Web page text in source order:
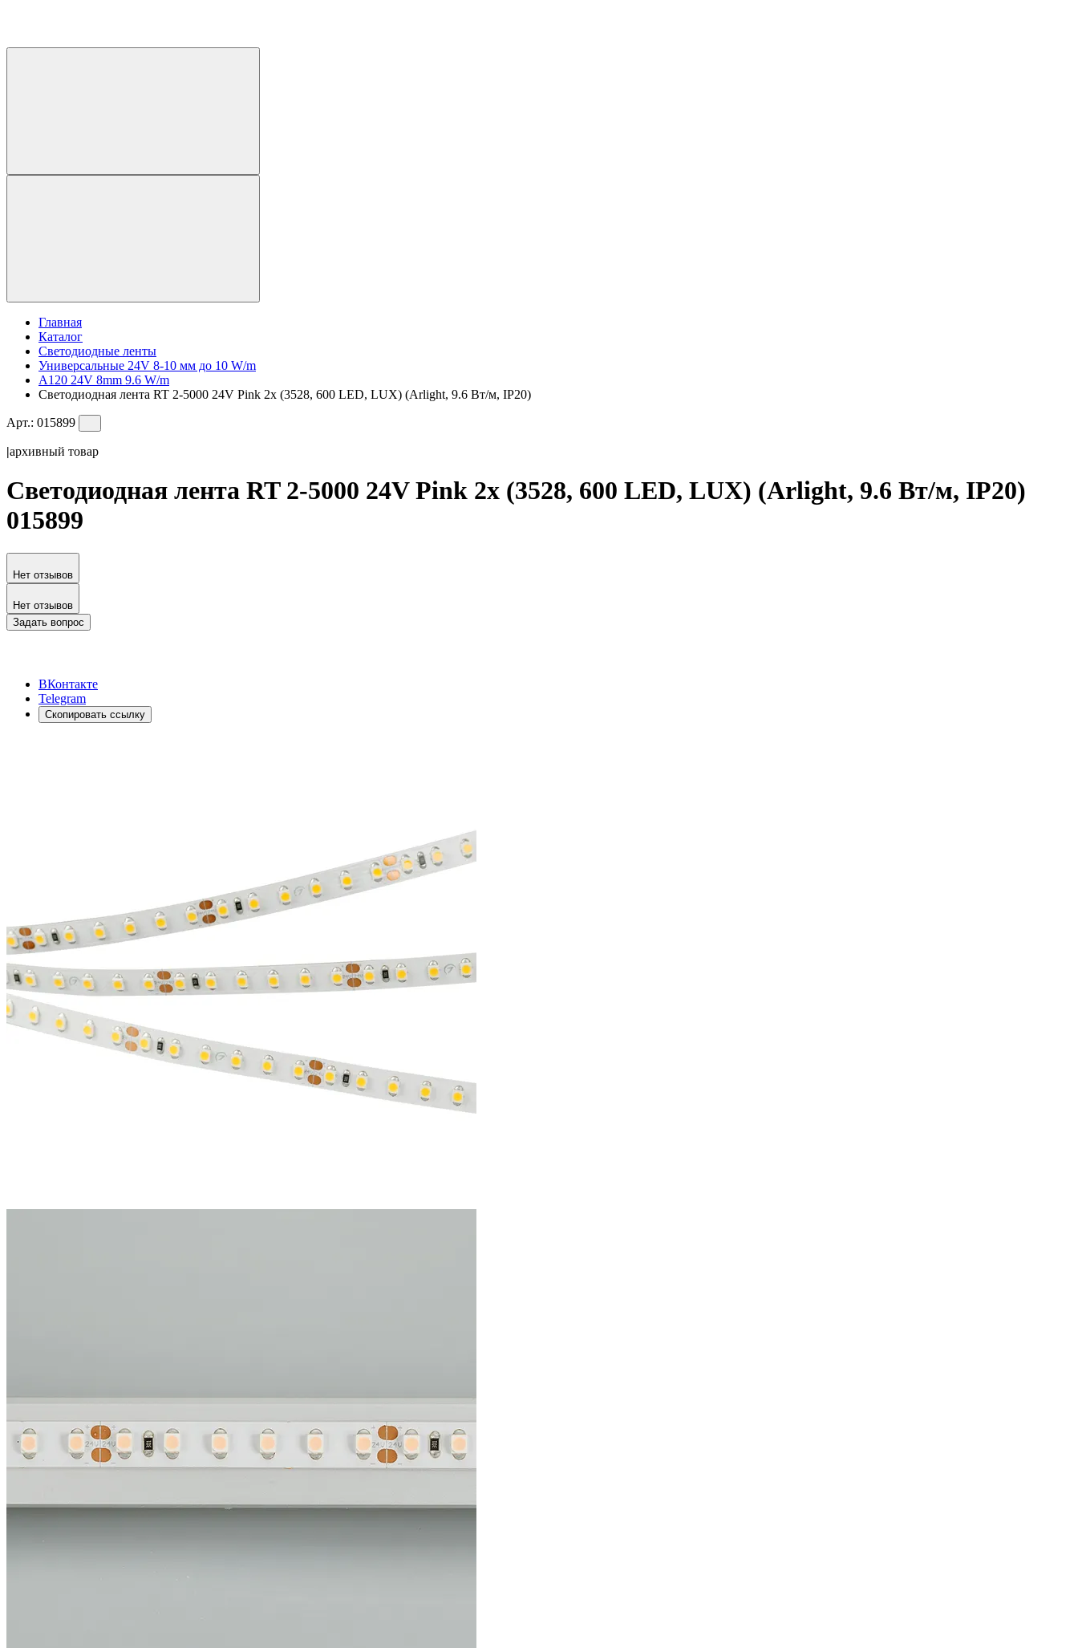
Главная
Каталог
Светодиодные ленты
Универсальные 24V 8-10 мм до 10 W/m
A120 24V 8mm 9.6 W/m
Светодиодная лента RT 2-5000 24V Pink 2x (3528, 600 LED, LUX) (Arlight, 9.6 Вт/м, IP20)
Арт.: 015899
|архивный товар
Светодиодная лента RT 2-5000 24V Pink 2x (3528, 600 LED, LUX) (Arlight, 9.6 Вт/м, IP20)
015899
Нет отзывов
Нет отзывов
Задать вопрос
ВКонтакте
Telegram
Скопировать ссылку